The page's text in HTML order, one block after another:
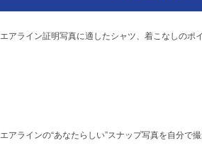
エアライン証明写真に適したシャツ、着こなしのポ
エアラインの“あなたらしい”スナップ写真を自分で